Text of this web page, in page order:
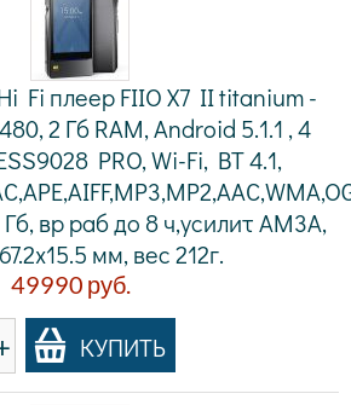
Fi плеер FIIO X7 II titanium -
2 Гб RAM, Android 5.1.1 , 4
PRO, Wi-Fi, BT 4.1,
вр раб до 8 ч,усилит AM3А,
мм, вес 212г.
49990 руб.
КУПИТЬ